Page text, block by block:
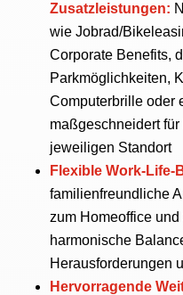
Zusatzleistungen:
wie Jobrad/
Corporate Benefits,
Parkmöglichkeiten,
Computerbrille oder
maßgeschneidert
jeweiligen Standort
Flexible Work-Life-
familienfreundliche
zum Homeoffice
harmonische
Herausforderungen
Hervorragende